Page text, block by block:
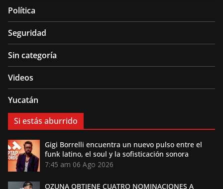
Política
Seguridad
Sin categoría
Videos
Yucatán
Si estás aburrido
Gigi Borrelli encuentra un nuevo pulso entre el
funk latino, el soul y la sofisticación sonora
7:45 am 06 Ago 2026
OZUNA OBTIENE CUATRO NOMINACIONES A